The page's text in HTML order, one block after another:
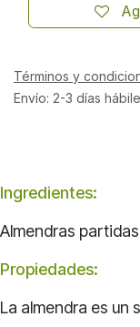
Términos y
Envío: 2-3 días
Ingredientes:
Almendras
Propiedades:
La almendra es un